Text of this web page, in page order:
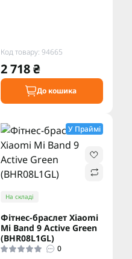
Код товару: 94665
2 718 ₴
До кошика
У Праймі
На складі
Фітнес-браслет Xiaomi
Mi Band 9 Active Green
(BHR08L1GL)
0